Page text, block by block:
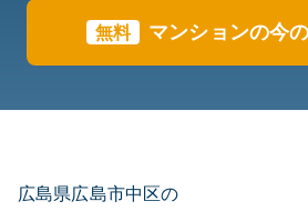
無料 マンションの今
広島県広島市中区の